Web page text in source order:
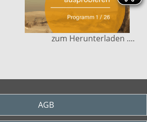
zum Herunterladen ....
AGB